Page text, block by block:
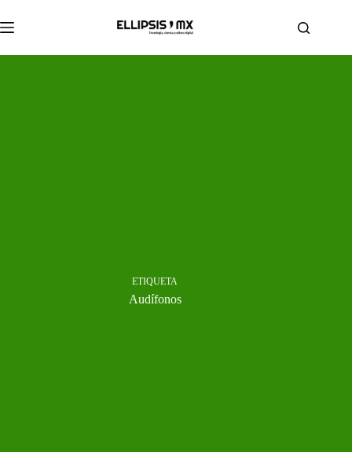
al
contenido
ETIQUETA
Audífonos